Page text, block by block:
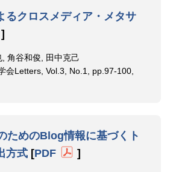
るクロスメディア・メタサ
]
角谷和俊, 田中克己
会Letters, Vol.3, No.1, pp.97-100,
ためのBlog情報に基づくト
方式 [PDF ]